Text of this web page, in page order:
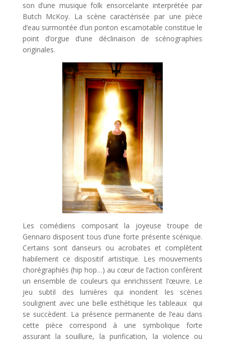
son d’une musique folk ensorcelante interprétée par
Butch McKoy. La scène caractérisée par une pièce
d’eau surmontée d’un ponton escamotable constitue le
point d’orgue d’une déclinaison de scénographies
originales.
Les comédiens composant la joyeuse troupe de
Gennaro disposent tous d’une forte présente scénique.
Certains sont danseurs ou acrobates et complètent
habilement ce dispositif artistique. Les mouvements
chorégraphiés (hip hop…) au cœur de l’action confèrent
un ensemble de couleurs qui enrichissent l’œuvre. Le
jeu subtil des lumières qui inondent les scènes
soulignent avec une belle esthétique les tableaux qui
se succèdent. La présence permanente de l’eau dans
cette pièce correspond à une symbolique forte
assurant la souillure, la purification, la violence ou